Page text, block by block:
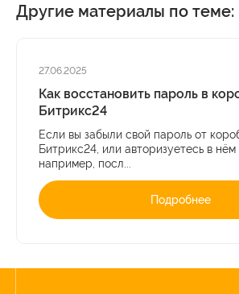
Другие материалы по теме:
27.06.2025
Как восстановить пароль в
Битрикс24
Если вы забыли свой пароль от
Битрикс24, или авторизуетесь в нём
например, посл...
Подробнее